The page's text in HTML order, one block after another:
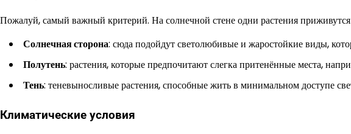
Пожалуй, самый важный критерий. На солнечной стене одни растения
Солнечная сторона: сюда подойдут светолюбивые и жаростойкие виды,
Полутень: растения, которые предпочитают слегка притенённые места,
Тень: теневыносливые растения, способные жить в минимальном доступе
Климатические условия